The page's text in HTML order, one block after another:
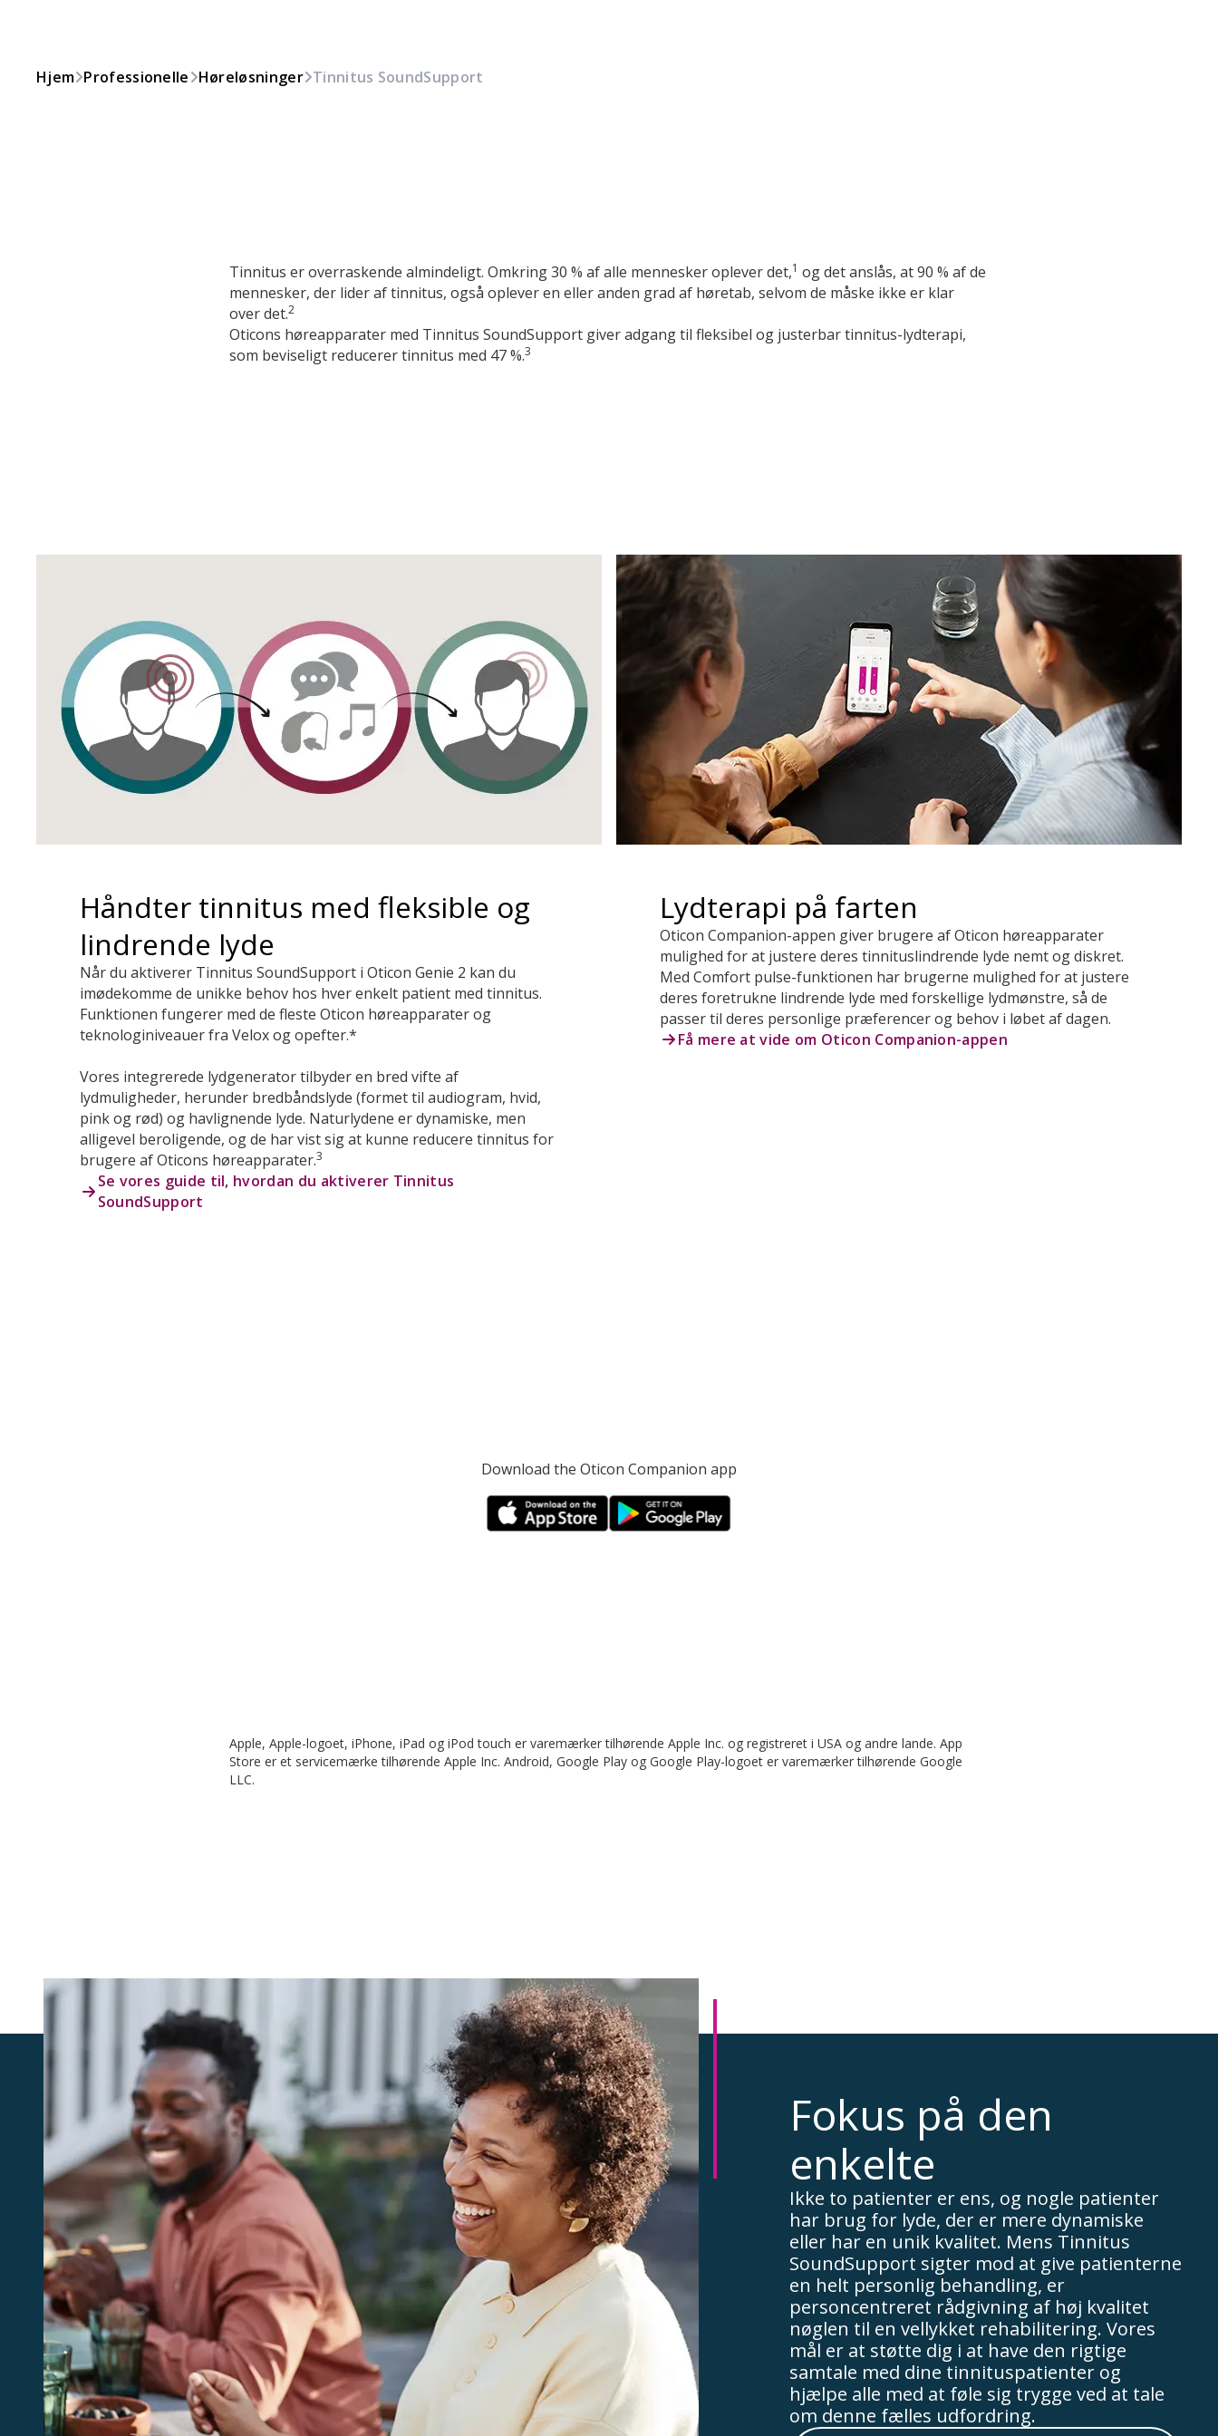
Hjem Professionelle Høreløsninger Tinnitus SoundSupport
Tinnitus er overraskende almindeligt. Omkring 30 % af alle mennesker oplever det,1 og det anslås, at 90 % af de
mennesker, der lider af tinnitus, også oplever en eller anden grad af høretab, selvom de måske ikke er klar
over det.2
Oticons høreapparater med Tinnitus SoundSupport giver adgang til fleksibel og justerbar tinnitus-lydterapi,
som beviseligt reducerer tinnitus med 47 %.3
Håndter tinnitus med fleksible og
lindrende lyde
Når du aktiverer Tinnitus SoundSupport i Oticon Genie 2 kan du
imødekomme de unikke behov hos hver enkelt patient med tinnitus.
Funktionen fungerer med de fleste Oticon høreapparater og
teknologiniveauer fra Velox og opefter.*
Vores integrerede lydgenerator tilbyder en bred vifte af
lydmuligheder, herunder bredbåndslyde (formet til audiogram, hvid,
pink og rød) og havlignende lyde. Naturlydene er dynamiske, men
alligevel beroligende, og de har vist sig at kunne reducere tinnitus for
brugere af Oticons høreapparater.3
Se vores guide til, hvordan du aktiverer Tinnitus
SoundSupport
Lydterapi på farten
Oticon Companion-appen giver brugere af Oticon høreapparater
mulighed for at justere deres tinnituslindrende lyde nemt og diskret.
Med Comfort pulse-funktionen har brugerne mulighed for at justere
deres foretrukne lindrende lyde med forskellige lydmønstre, så de
passer til deres personlige præferencer og behov i løbet af dagen.
Få mere at vide om Oticon Companion-appen
Download the Oticon Companion app
Apple, Apple-logoet, iPhone, iPad og iPod touch er varemærker tilhørende Apple Inc. og registreret i USA og andre lande. App
Store er et servicemærke tilhørende Apple Inc. Android, Google Play og Google Play-logoet er varemærker tilhørende Google
LLC.
Fokus på den
enkelte
Ikke to patienter er ens, og nogle patienter
har brug for lyde, der er mere dynamiske
eller har en unik kvalitet. Mens Tinnitus
SoundSupport sigter mod at give patienterne
en helt personlig behandling, er
personcentreret rådgivning af høj kvalitet
nøglen til en vellykket rehabilitering. Vores
mål er at støtte dig i at have den rigtige
samtale med dine tinnituspatienter og
hjælpe alle med at føle sig trygge ved at tale
om denne fælles udfordring.